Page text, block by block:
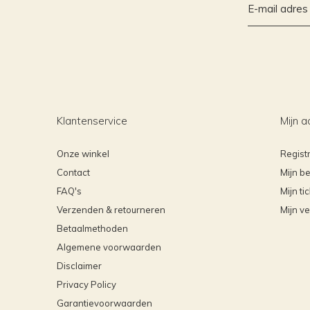
Klantenservice
Onze winkel
Contact
FAQ's
Verzenden & retourneren
Betaalmethoden
Algemene voorwaarden
Disclaimer
Privacy Policy
Garantievoorwaarden
Mijn
Mijn
Mijn
Mijn